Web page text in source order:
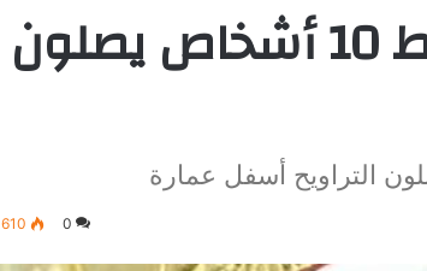
عمليات الأوقاف: ضبط 10 أشخاص يصلون
0
610